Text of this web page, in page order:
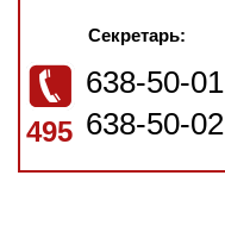
Секретарь:
495
638-50-01
638-50-02